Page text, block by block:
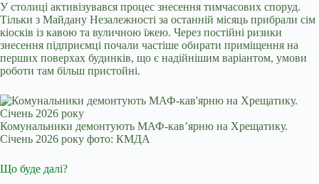
У столиці активізувався процес знесення тимчасових споруд.
Тільки з Майдану Незалежності за останній місяць прибрали сім
кіосків із кавою та вуличною їжею. Через постійні ризики
знесення підприємці почали частіше обирати приміщення на
перших поверхах будинків, що є надійнішим варіантом, умови
роботи там більш пристойні.
Комунальники демонтують МАФ-кав’ярню на Хрещатику.
Січень 2026 року фото: КМДА
Що буде далі?